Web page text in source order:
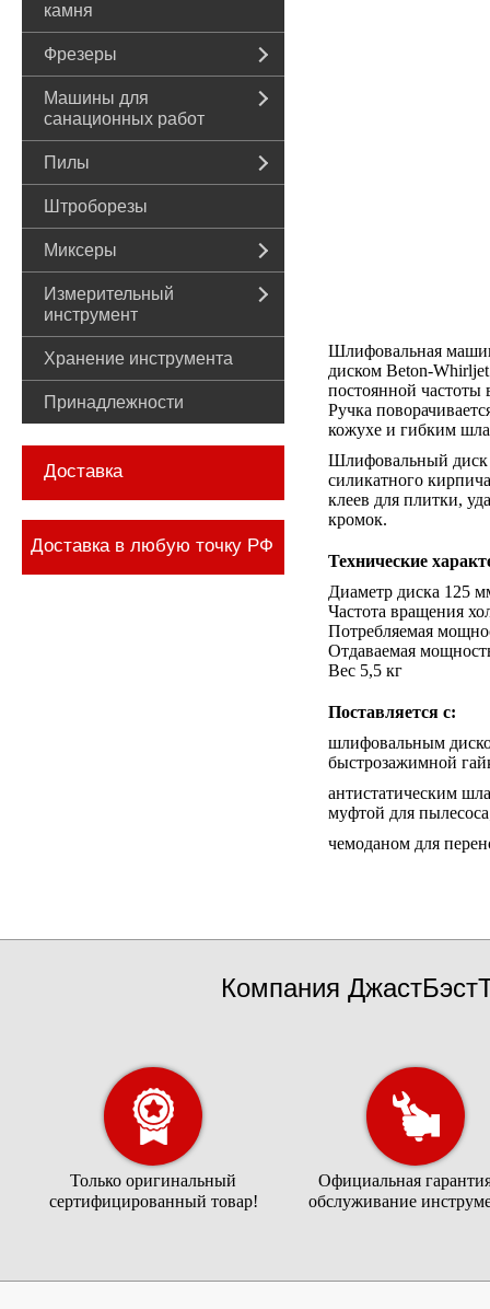
камня
Фрезеры
Машины для
санационных работ
Пилы
Штроборезы
Миксеры
Измерительный
инструмент
Хранение инструмента
Принадлежности
Доставка
Доставка в любую точку РФ
Шлифовальная
диском Beton-
постоянной частоты
Ручка
кожухе и гибким
Шлифовальный диск
силикатного
клеев для плитки,
кромок.
Технические
Диаметр диска 125
Частота вращения
Потребляемая
Отдаваемая
Вес 5,5 кг
Поставляется с:
шлифовальным
быстрозажимной
антистатическим
муфтой для
чемоданом для
Компания
Только оригинальный
сертифицированный товар!
Официальная
обслуживание